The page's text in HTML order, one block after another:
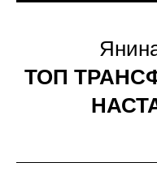
ТОП